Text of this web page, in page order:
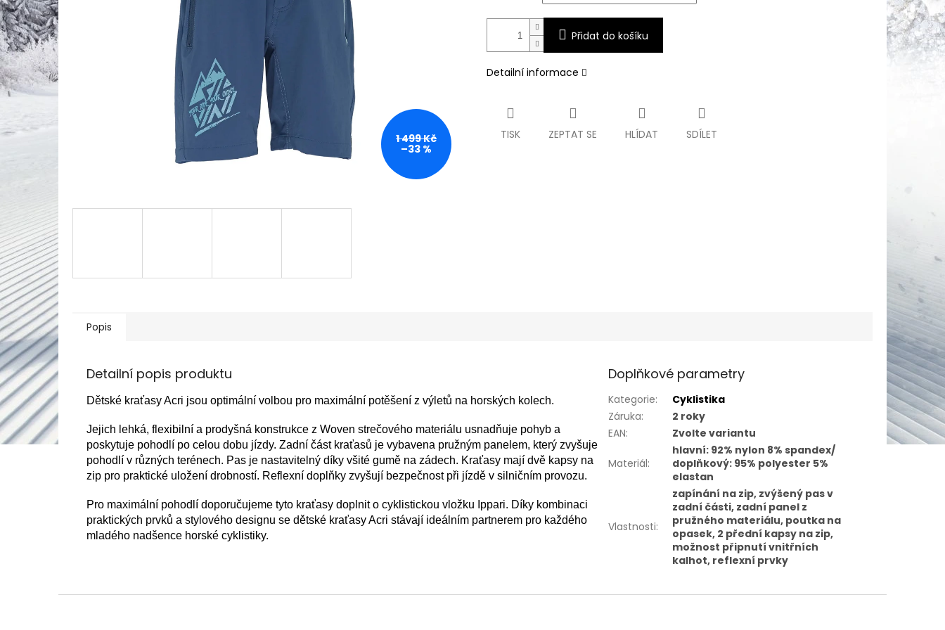
1 499 Kč
–33 %
Přidat do košíku
Detailní informace
TISK ZEPTAT SE HLÍDAT SDÍLET
Popis
Detailní popis produktu
Dětské kraťasy Acri jsou optimální volbou pro maximální potěšení z výletů na horských kolech.
Jejich lehká, flexibilní a prodyšná konstrukce z Woven strečového materiálu usnadňuje pohyb a
poskytuje pohodlí po celou dobu jízdy. Zadní část kraťasů je vybavena pružným panelem, který zvyšuje
pohodlí v různých terénech. Pas je nastavitelný díky všité gumě na zádech. Kraťasy mají dvě kapsy na
zip pro praktické uložení drobností. Reflexní doplňky zvyšují bezpečnost při jízdě v silničním provozu.
Pro maximální pohodlí doporučujeme tyto kraťasy doplnit o cyklistickou vložku Ippari. Díky kombinaci
praktických prvků a stylového designu se dětské kraťasy Acri stávají ideálním partnerem pro každého
mladého nadšence horské cyklistiky.
Doplňkové parametry
Kategorie:
Cyklistika
Záruka:
2 roky
EAN: Zvolte variantu
Materiál:
hlavní: 92% nylon 8% spandex/
doplňkový: 95% polyester 5%
elastan
Vlastnosti:
zapínání na zip, zvýšený pas v
zadní části, zadní panel z
pružného materiálu, poutka na
opasek, 2 přední kapsy na zip,
možnost připnutí vnitřních
kalhot, reflexní prvky